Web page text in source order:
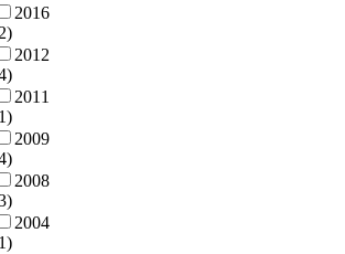
2016
2012
2011
2009
2008
2004